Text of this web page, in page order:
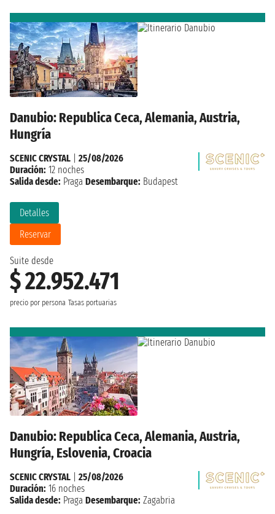
Danubio: Republica Ceca, Alemania, Austria,
Hungría
Suite desde
$ 22.952.471
precio por persona Tasas portuarias
Detalles
Reservar
SCENIC CRYSTAL
25/08/2026
Duración: 12 noches
Salida desde: Praga Desembarque: Budapest
Danubio: Republica Ceca, Alemania, Austria,
Hungría, Eslovenia, Croacia
SCENIC CRYSTAL
25/08/2026
Duración: 16 noches
Salida desde: Praga Desembarque: Zagabria